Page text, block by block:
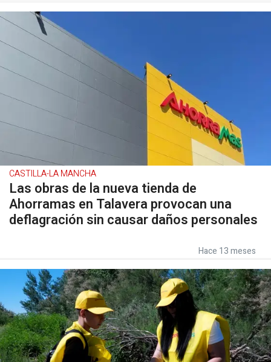
CASTILLA-LA MANCHA
Las obras de la nueva tienda de
Ahorramas en Talavera provocan una
deflagración sin causar daños personales
Hace 13 meses